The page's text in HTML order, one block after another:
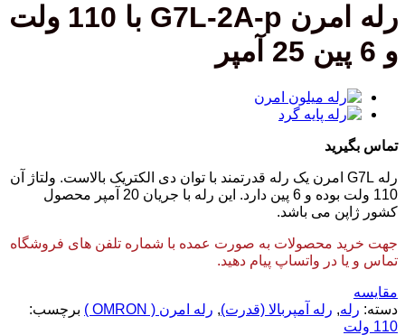
رله امرن G7L-2A-p با 110‌ ولت
و 6 پین 25 آمپر
تماس بگیرید
رله G7L امرن یک رله قدرتمند با توان دی الکتریک بالاست. ولتاژ آن
110‌ ولت بوده و 6 پین دارد. این رله با جریان 20 آمپر محصول
کشور ژاپن می باشد.
جهت خرید محصولات به صورت عمده با شماره تلفن های فروشگاه
تماس و یا در واتساپ پیام دهید.
مقایسه
دسته: رله, رله آمپربالا (قدرت), رله امرن ( OMRON )
برچسب:
110 ولت